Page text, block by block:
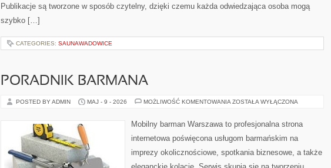
Publikacje są tworzone w sposób czytelny, dzięki czemu każda odwiedzająca osoba mogą
szybko […]
CATEGORIES: SAUNAWADOWICE
PORADNIK BARMANA
POSTED BY ADMIN MAJ - 9 - 2026 MOŻLIWOŚĆ KOMENTOWANIA PORADNIK
ZOSTAŁA WYŁĄCZONA
Mobilny barman Warszawa to profesjonalna strona
internetowa poświęcona usługom barmańskim na
imprezy okolicznościowe, spotkania biznesowe, a także